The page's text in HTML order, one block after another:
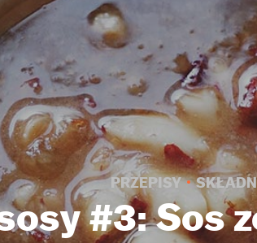
PRZEPISY
#3: Sos